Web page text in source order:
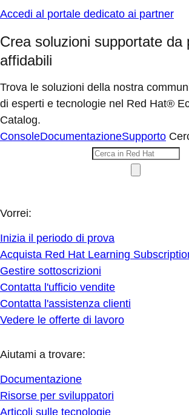
Accedi al portale dedicato ai partner
Crea soluzioni supportate da
affidabili
Trova le soluzioni della nostra
di esperti e tecnologie nel Red Hat®
Catalog.
ConsoleDocumentazioneSupporto
Vorrei:
Inizia il periodo di prova
Acquista Red Hat Learning
Gestire sottoscrizioni
Contatta l'ufficio vendite
Contatta l'assistenza clienti
Vedere le offerte di lavoro
Aiutami a trovare:
Documentazione
Risorse per sviluppatori
Articoli sulle tecnologie